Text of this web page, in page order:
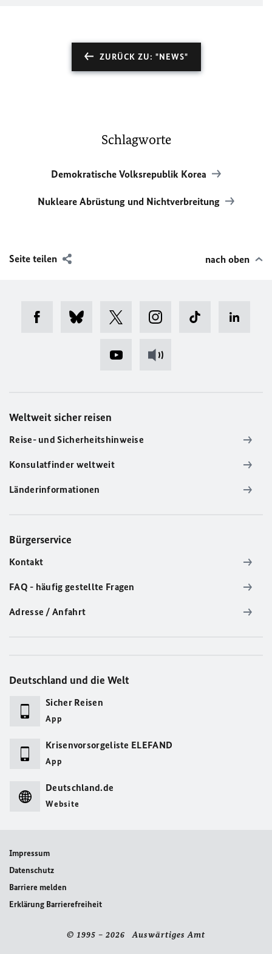
ZURÜCK ZU: "NEWS"
Schlagworte
Demokratische Volksrepublik Korea
Nukleare Abrüstung und Nichtverbreitung
Seite teilen nach oben
Weltweit sicher reisen
Reise- und Sicherheitshinweise
Konsulatfinder weltweit
Länderinformationen
Bürgerservice
Kontakt
FAQ - häufig gestellte Fragen
Adresse / Anfahrt
Deutschland und die Welt
Sicher Reisen
App
Krisenvorsorgeliste ELEFAND
App
Deutschland.de
Website
Impressum
Datenschutz
Barriere melden
Erklärung Barrierefreiheit
© 1995 – 2026 Auswärtiges Amt